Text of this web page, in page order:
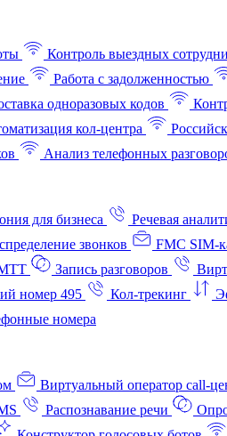
Контроль выездных
Работа с задолженностью
одноразовых кодов
кол-центра
Анализ телефонных
для бизнеса Речевая
звонков FMC SIM-
МТТ
Запись разговоров
номер 495 Кол-трекинг
номера
Виртуальный оператор call-
Распознавание речи